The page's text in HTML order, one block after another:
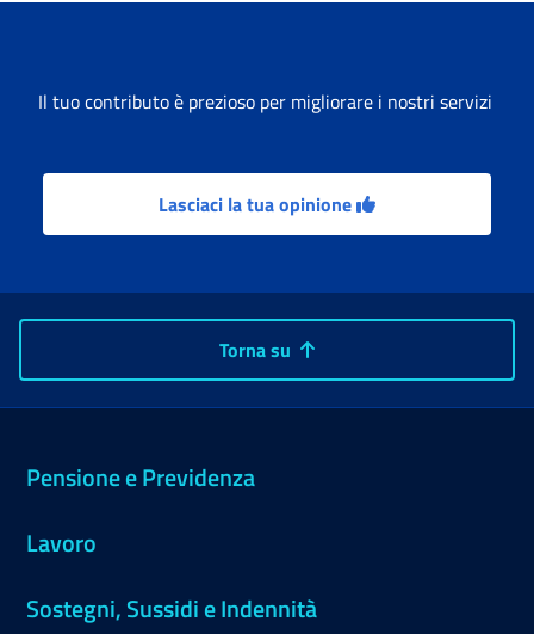
Il tuo contributo è prezioso per migliorare i nostri servizi
Lasciaci la tua opinione
Torna su
Pensione e Previdenza
Lavoro
Sostegni, Sussidi e Indennità